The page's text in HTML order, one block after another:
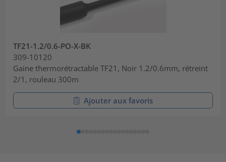
TF21-1.2/0.6-PO-X-BK
309-10120
Gaine thermorétractable TF21, Noir 1.2/0.6mm, rétreint
2/1, rouleau 300m
Ajouter aux favoris